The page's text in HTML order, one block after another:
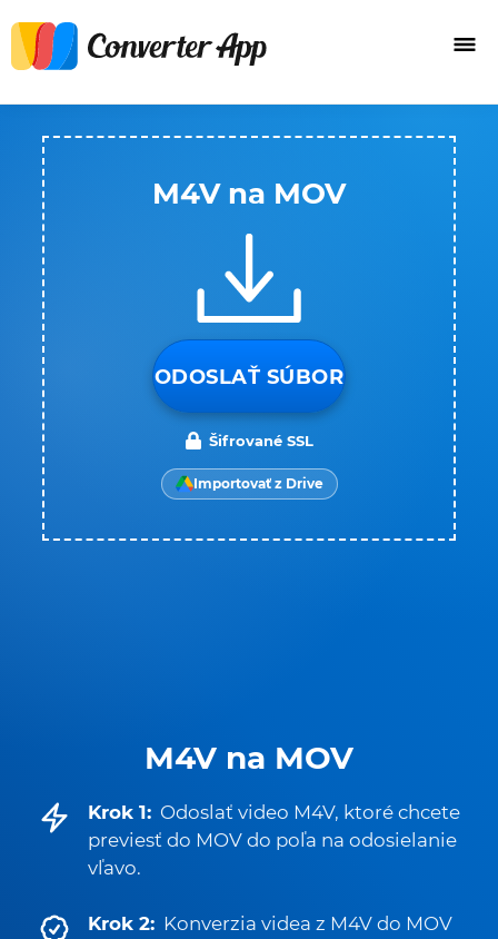
M4V na MOV
Krok 1: Odoslať video M4V, ktoré chcete
previesť do MOV do poľa na odosielanie
vľavo.
Krok 2: Konverzia videa z M4V do MOV
M4V na MOV
ODOSLAŤ SÚBOR
Šifrované SSL
Importovať z Drive